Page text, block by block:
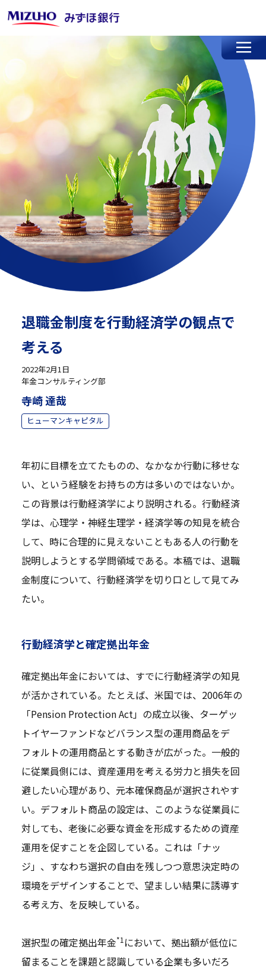
退職金制度を行動経済学の観点で
考える
2022年2月1日
年金コンサルティング部
寺崎 達哉
ヒューマンキャピタル
年初に目標を立てたものの、なかなか行動に移せな
い、という経験をお持ちの方は多いのではないか。
この背景は行動経済学により説明される。行動経済
学は、心理学・神経生理学・経済学等の知見を統合
して、時に合理的に見えないこともある人の行動を
説明しようとする学問領域である。本稿では、退職
金制度について、行動経済学を切り口として見てみ
たい。
行動経済学と確定拠出年金
確定拠出年金においては、すでに行動経済学の知見
が活かされている。たとえば、米国では、2006年の
「Pension Protection Act」の成立以後、ターゲッ
トイヤーファンドなどバランス型の運用商品をデ
フォルトの運用商品とする動きが広がった。一般的
に従業員側には、資産運用を考える労力と損失を回
避したい心理があり、元本確保商品が選択されやす
い。デフォルト商品の設定は、このような従業員に
対しても、老後に必要な資金を形成するための資産
運用を促すことを企図している。これは「ナッ
ジ」、すなわち選択の自由を残しつつ意思決定時の
環境をデザインすることで、望ましい結果に誘導す
る考え方、を反映している。
選択型の確定拠出年金*1 において、拠出額が低位に
留まることを課題と認識している企業も多いだろ